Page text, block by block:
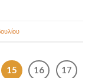
15 16
17